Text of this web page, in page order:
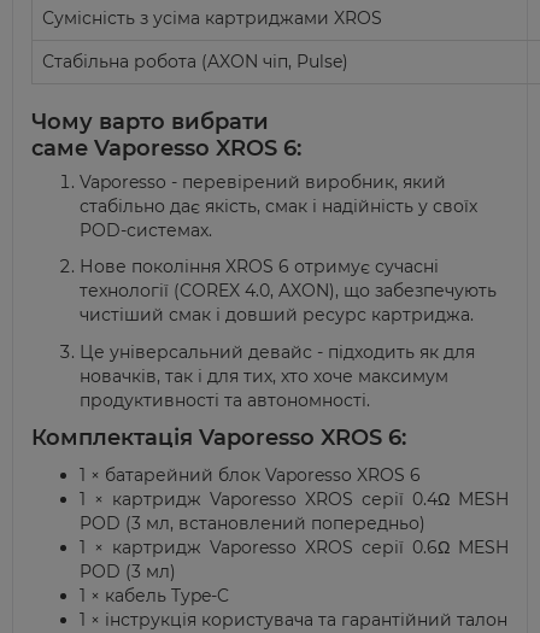
Сумісність з усіма картриджами XROS
Стабільна робота (AXON чіп, Pulse)
Чому варто вибрати
саме Vaporesso XROS 6:
Vaporesso - перевірений виробник, який
стабільно дає якість, смак і надійність у своїх
POD-системах.
Нове покоління XROS 6 отримує сучасні
технології (COREX 4.0, AXON), що забезпечують
чистіший смак і довший ресурс картриджа.
Це універсальний девайс - підходить як для
новачків, так і для тих, хто хоче максимум
продуктивності та автономності.
Комплектація Vaporesso XROS 6:
1 × батарейний блок Vaporesso XROS 6
1 × картридж Vaporesso XROS серії 0.4Ω MESH
POD (3 мл, встановлений попередньо)
1 × картридж Vaporesso XROS серії 0.6Ω MESH
POD (3 мл)
1 × кабель Type-C
1 × інструкція користувача та гарантійний талон